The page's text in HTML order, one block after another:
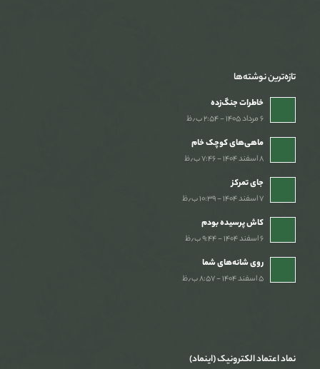
تازه‌ترین نوشته‌ها
خاطرات جنگ‌‌زده
۶ مرداد ۱۴۰۵ - ۲:۵۴ ب٫ظ
ماهی‌های کوچک خام
۸ اسفند ۱۴۰۴ - ۷:۴۶ ب٫ظ
جای تمرکز
۷ اسفند ۱۴۰۴ - ۱۰:۳۹ ب٫ظ
کاش پرسیده بودم
۶ اسفند ۱۴۰۴ - ۹:۴۴ ب٫ظ
روی شانه‌های شما
۵ اسفند ۱۴۰۴ - ۸:۵۷ ب٫ظ
نماد اعتماد الکترونیک (اینماد)